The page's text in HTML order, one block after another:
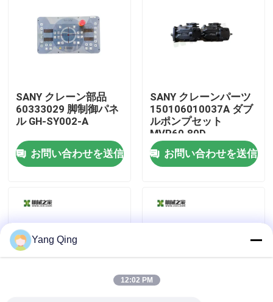
私達について
品質管理
私達に連絡しなさい
中古トラッククレーン
SANY クレーン部品
60333029 脚制御パネ
ル GH-SY002-A
お問い合わせを送信
SANY クレーンパーツ
150106010037A ダブ
ルポンプセット
MVP60.80D-
06S8/MVP60.80D-
06S5お問い合わせを送信
Yang Qing
12:02 PM